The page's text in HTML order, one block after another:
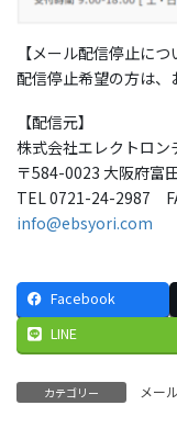
【メール配信停止につ
配信停止希望の方は、
【配信元】
株式会社エレクトロン
〒584-0023 大阪府富
TEL 0721-24-2987
info@ebsyori.com
Facebook
LINE
カテゴリー メー